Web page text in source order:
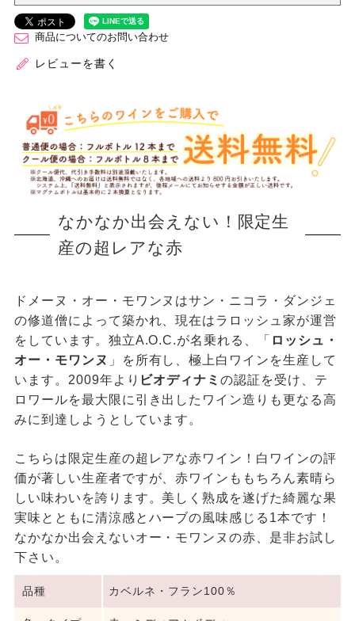
商品についてのお問い合わせ
レビューを書く
なかなか出会えない！限定生
産の超レアな赤
ドメーヌ・オー・モワンヌはサン・ニコラ・ダンジェ
の修道僧によって築かれ、現在はラロッシュ家が運営
をしています。独立A.O.C.が名乗れる、「 ロッシュ・
オー・モワンヌ 」を所有し、極上白ワインを生産して
います。2009年より ビオディナミの認証を受け、テ
ロワールを最大限に引き出したワイン造りも更なる高
みに到達しようとしています。
こちらは限定生産の超レアな赤ワイン！白ワインの評
価が著しい生産者ですが、赤ワインももちろん素晴ら
しい味わいを誇ります。美しく熟成を遂げた綺麗な果
実味とともに清涼感とハーブの風味感じる1本です！
なかなか出会えないオー・モワンヌの赤、是非お試し
下さい。
品種 カベルネ・フラン100％